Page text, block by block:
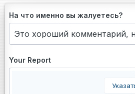
На что именно вы жалуетесь?
Your Report